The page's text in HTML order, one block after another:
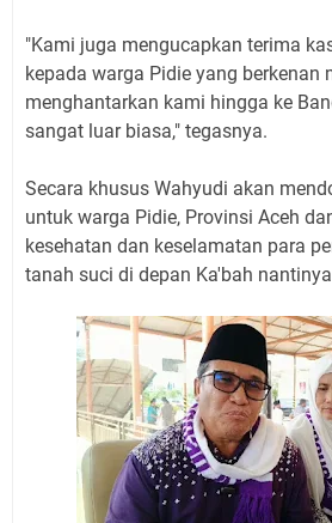
"Kami juga mengucapkan terima
kepada warga Pidie yang berkenan
menghantarkan kami hingga ke
sangat luar biasa," tegasnya.
Secara khusus Wahyudi akan
untuk warga Pidie, Provinsi Aceh
kesehatan dan keselamatan para
tanah suci di depan Ka'bah